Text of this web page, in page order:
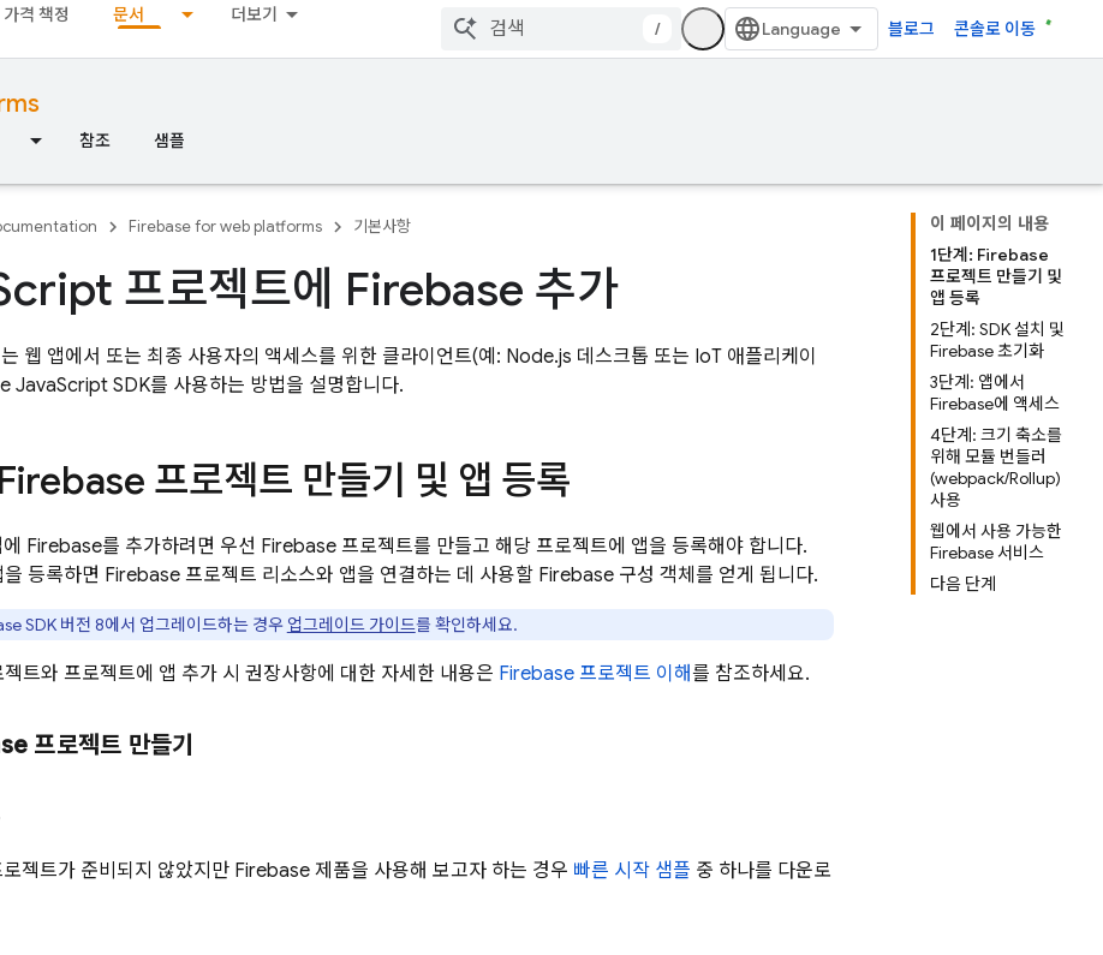
가격 책정 문서 더보기
/ 블로그 콘솔로 이동
참조 샘플
이 페이지의 내용
1단계: Firebase
프로젝트 만들기 및
앱 등록
2단계: SDK 설치 및
Firebase 초기화
3단계: 앱에서
Firebase에 액세스
4단계: 크기 축소를
위해 모듈 번들러
(webpack/Rollup)
사용
웹에서 사용 가능한
Firebase 서비스
다음 단계
Firebase for web platforms 기본사항
프로젝트에 Firebase 추가
웹 앱에서 또는 최종 사용자의 액세스를 위한 클라이언트(예: Node.js 데스크톱 또는 IoT 애플리케이
JavaScript SDK를 사용하는 방법을 설명합니다.
프로젝트 만들기 및 앱 등록
Firebase를 추가하려면 우선 Firebase 프로젝트를 만들고 해당 프로젝트에 앱을 등록해야 합니다.
등록하면 Firebase 프로젝트 리소스와 앱을 연결하는 데 사용할 Firebase 구성 객체를 얻게 됩니다.
SDK 버전 8에서 업그레이드하는 경우 업그레이드 가이드를 확인하세요.
트와 프로젝트에 앱 추가 시 권장사항에 대한 자세한 내용은 Firebase 프로젝트 이해를 참조하세요.
프로젝트 만들기
젝트가 준비되지 않았지만 Firebase 제품을 사용해 보고자 하는 경우 빠른 시작 샘플 중 하나를 다운로